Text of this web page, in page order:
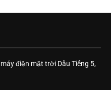
điện mặt trời Dầu Tiếng 5,